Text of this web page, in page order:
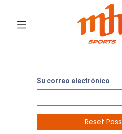
Su correo electrónico
Reset